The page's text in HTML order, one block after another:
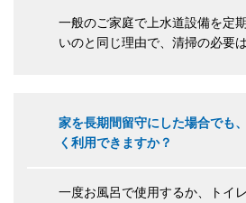
一般のご家庭で上水道設備を定
いのと同じ理由で、清掃の必要
家を長期間留守にした場合でも
く利用できますか？
一度お風呂で使用するか、トイ